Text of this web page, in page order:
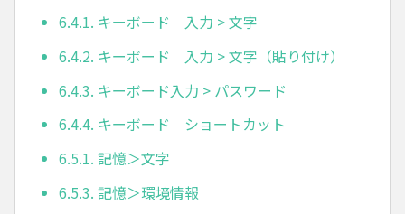
6.4.1. キーボード 入力 > 文字
6.4.2. キーボード 入力 > 文字（貼り付け）
6.4.3. キーボード入力 > パスワード
6.4.4. キーボード ショートカット
6.5.1. 記憶＞文字
6.5.3. 記憶＞環境情報